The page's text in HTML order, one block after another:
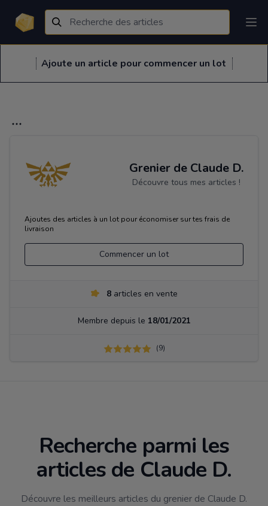
Grenier de Claude D.
Découvre tous mes articles !
Ajoutes des articles à un lot pour économiser sur tes frais de
livraison
Commencer un lot
8articles en vente
Membre depuis le 18/01/2021
(9)
Recherche parmi les
articles de Claude D.
Découvre les meilleurs articles du grenier de Claude D.
Ajoute un article pour commencer un lot